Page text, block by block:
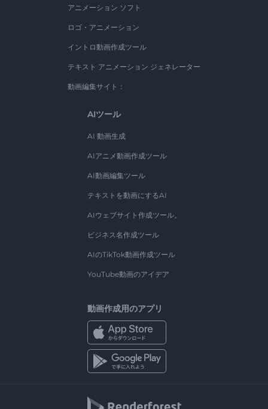
アニメーション ソフト
ロゴ・アニメーション
イントロ動画作成ツール
テキスト アニメーション ジェネレーター
動画編集サイト：
AIツール
AI 動画生成
AIアニメ動画作成ツール
AI動画編集ツール
テキストを動画にするAI
AIウェブサイト作成ツール。
ビジネス名作成ツール
AIのTikTok動画作成ツール
YouTube動画のアイデア
動画作成用のアプリ